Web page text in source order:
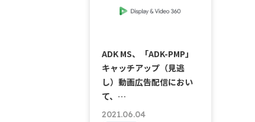
ADK MS、「ADK-PMP」
キャッチアップ（見逃
し）動画広告配信におい
て、…
2021.06.04